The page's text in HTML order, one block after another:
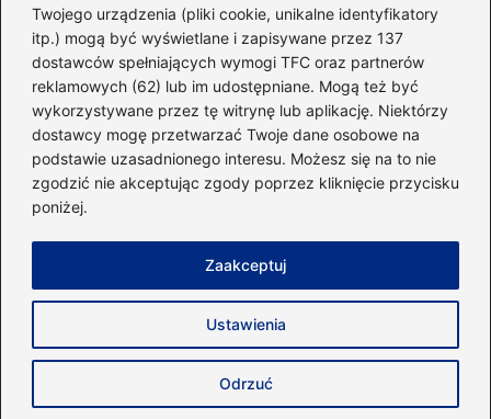
Twojego urządzenia (pliki cookie, unikalne identyfikatory
itp.) mogą być wyświetlane i zapisywane przez 137
dostawców spełniających wymogi TFC oraz partnerów
reklamowych (62) lub im udostępniane. Mogą też być
wykorzystywane przez tę witrynę lub aplikację. Niektórzy
dostawcy mogę przetwarzać Twoje dane osobowe na
podstawie uzasadnionego interesu. Możesz się na to nie
zgodzić nie akceptując zgody poprzez kliknięcie przycisku
poniżej.
Ustawienia
Odrzuć
Zaakceptuj
Dieta i kalorie(221)
Fitness(236)
Siłownia(101)
Sport(60)
Sprzęt i akcesoria(25)
Suplementy(38)
Copyright © 2026 40minut.pl
Zasady użytkowania
Napisz do nas